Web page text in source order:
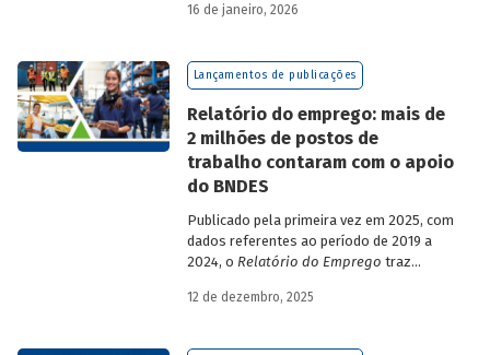
analisa a estratégia de diversificação das
diante dos atuais desafios de
sustentabilidade social, ambiental e
16 de janeiro, 2026
Lançamentos de publicações
Relatório do emprego: mais de
2 milhões de postos de
trabalho contaram com o apoio
do BNDES
Publicado pela primeira vez em 2025, com
dados referentes ao período de 2019 a
2024, o Relatório do Emprego traz
atuação do Banco sobre o mercado de
empregos da economia.
12 de dezembro, 2025